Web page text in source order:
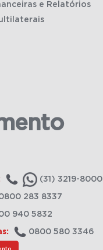
e Relatórios
(31) 3219-8000
283 8337
940 5832
0800 580 3346